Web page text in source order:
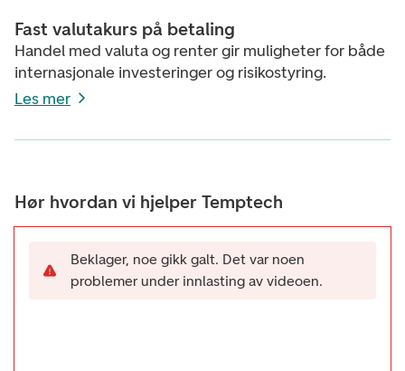
Fast valutakurs på betaling
Handel med valuta og renter gir muligheter for både
internasjonale investeringer og risikostyring.
Les mer
Hør hvordan vi hjelper Temptech
Beklager, noe gikk galt. Det var noen
problemer under innlasting av videoen.